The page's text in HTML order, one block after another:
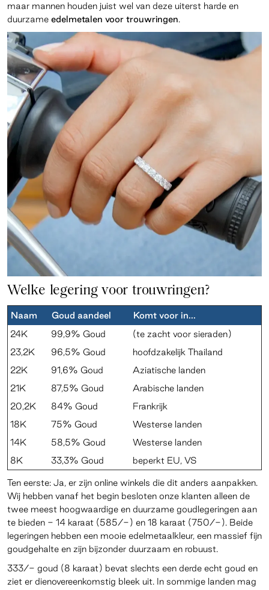
maar mannen houden juist wel van deze uiterst harde en
duurzame edelmetalen voor trouwringen.
Welke legering voor trouwringen?
Naam Goud aandeel
Komt voor in...
24K
99,9% Goud
(te zacht voor sieraden)
23,2K
96,5% Goud
hoofdzakelijk Thailand
22K
91,6% Goud
Aziatische landen
21K
87,5% Goud
Arabische landen
20,2K
84% Goud
Frankrijk
18K
75% Goud
Westerse landen
14K
58,5% Goud
Westerse landen
8K
33,3% Goud beperkt EU, VS
Ten eerste: Ja, er zijn online winkels die dit anders aanpakken.
Wij hebben vanaf het begin besloten onze klanten alleen de
twee meest hoogwaardige en duurzame goudlegeringen aan
te bieden - 14 karaat (585/-) en 18 karaat (750/-). Beide
legeringen hebben een mooie edelmetaalkleur, een massief fijn
goudgehalte en zijn bijzonder duurzaam en robuust.
333/- goud (8 karaat) bevat slechts een derde echt goud en
ziet er dienovereenkomstig bleek uit. In sommige landen mag